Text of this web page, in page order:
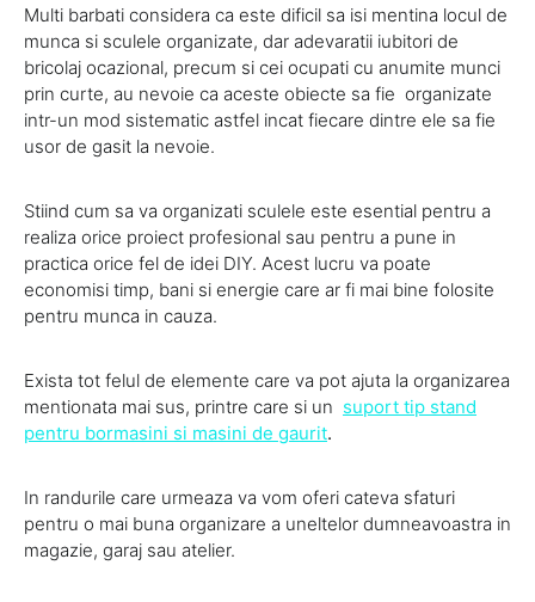
Multi barbati considera ca este dificil sa isi mentina locul de
munca si sculele organizate, dar adevaratii iubitori de
bricolaj ocazional, precum si cei ocupati cu anumite munci
prin curte, au nevoie ca aceste obiecte sa fie organizate
intr-un mod sistematic astfel incat fiecare dintre ele sa fie
usor de gasit la nevoie.
Stiind cum sa va organizati sculele este esential pentru a
realiza orice proiect profesional sau pentru a pune in
practica orice fel de idei DIY. Acest lucru va poate
economisi timp, bani si energie care ar fi mai bine folosite
pentru munca in cauza.
Exista tot felul de elemente care va pot ajuta la organizarea
mentionata mai sus, printre care si un suport tip stand
pentru bormasini si masini de gaurit.
In randurile care urmeaza va vom oferi cateva sfaturi
pentru o mai buna organizare a uneltelor dumneavoastra in
magazie, garaj sau atelier.